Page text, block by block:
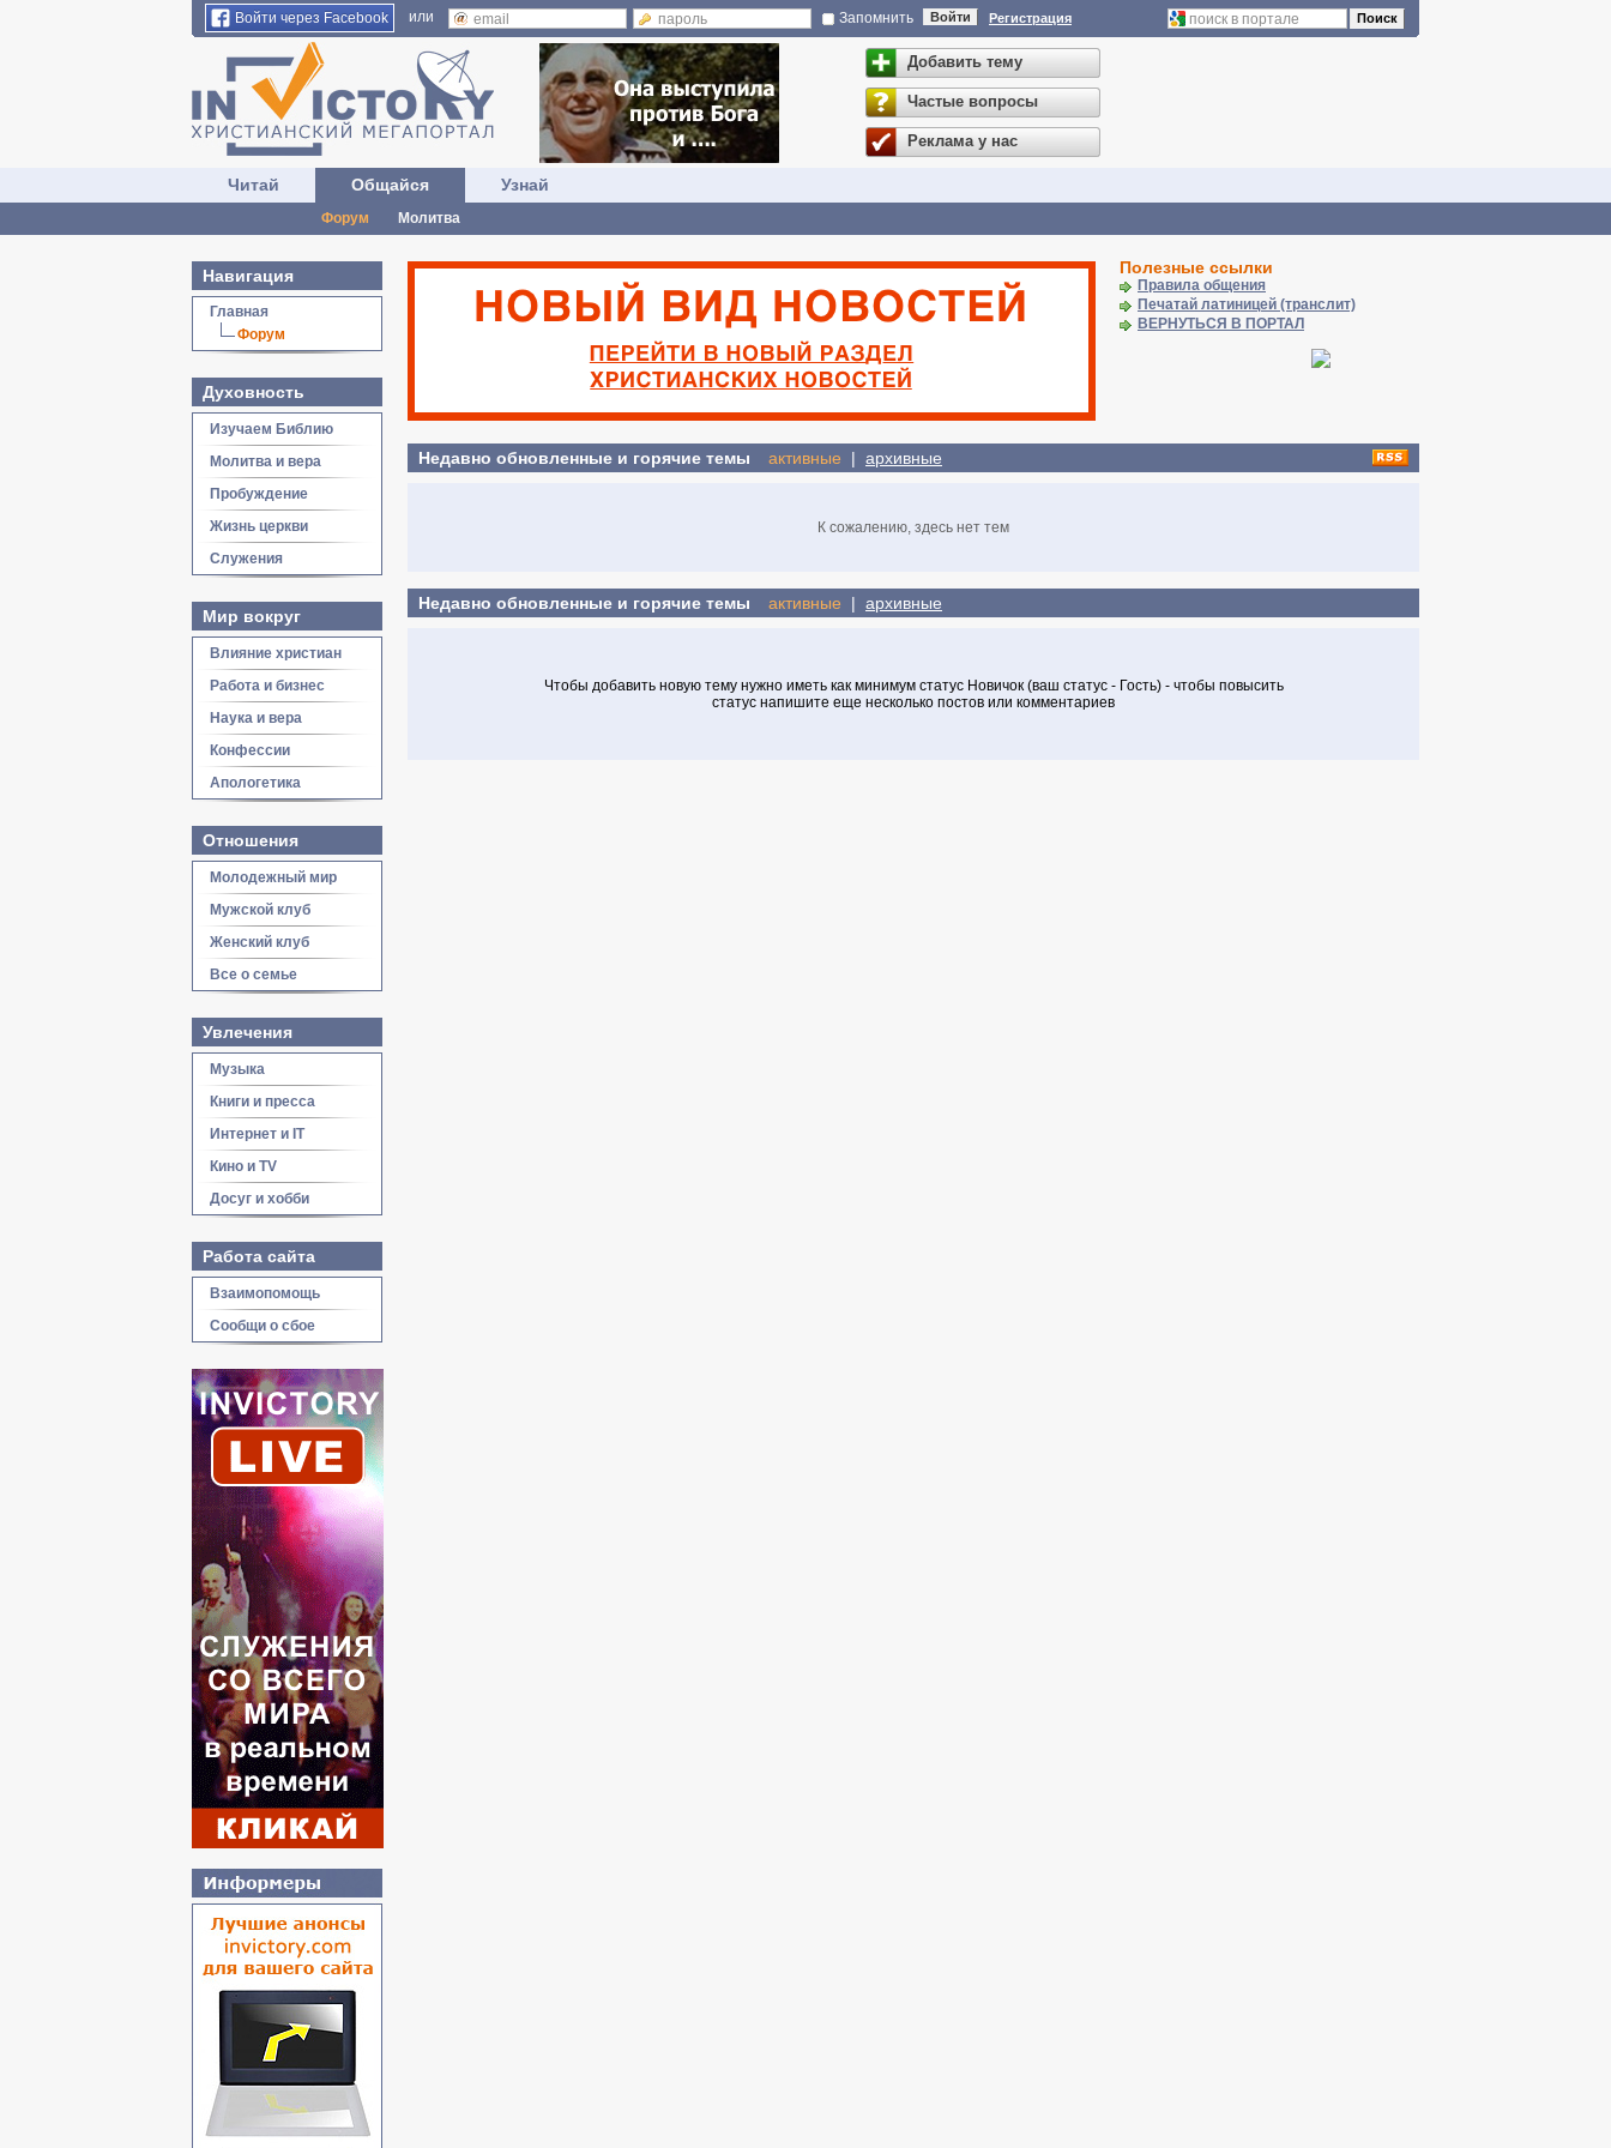
Войти через Facebook или Запомнить Войти Регистрация Поиск
Добавить тему
Частые вопросы
Реклама у нас
Читай Общайся
Форум Молитва
Узнай
Навигация
Главная
Форум
Духовность
Изучаем Библию
Молитва и вера
Пробуждение
Жизнь церкви
Служения
Мир вокруг
Влияние христиан
Работа и бизнес
Наука и вера
Конфессии
Апологетика
Отношения
Молодежный мир
Мужской клуб
Женский клуб
Все о семье
Увлечения
Музыка
Книги и пресса
Интернет и IT
Кино и TV
Досуг и хобби
Работа сайта
Взаимопомощь
Сообщи о сбое
Полезные ссылки
Правила общения
Печатай латиницей (транслит)
ВЕРНУТЬСЯ В ПОРТАЛ
Недавно обновленные и горячие темы активные | архивные
К сожалению, здесь нет тем
Недавно обновленные и горячие темы активные | архивные
Чтобы добавить новую тему нужно иметь как минимум статус Новичок (ваш статус - Гость) - чтобы повысить
статус напишите еще несколько постов или комментариев